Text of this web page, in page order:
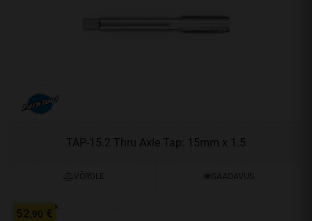
TAP-15.2 Thru Axle Tap: 15mm x 1.5
VÕRDLE SAADAVUS
52,90 €